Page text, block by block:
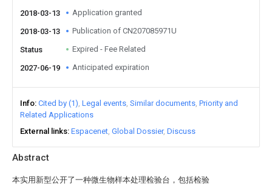
Abstract
本实用新型公开了一种微生物样本处理检验台，包括检验
2018-03-13 Application granted
2018-03-13 Publication of CN207085971U
Status Expired - Fee Related
2027-06-19 Anticipated expiration
Info Cited by (1) Legal events Similar documents Priority and
Related Applications
External links Espacenet Global Dossier Discuss